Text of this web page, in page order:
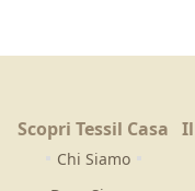
Scopri Tessil Casa
Chi Siamo